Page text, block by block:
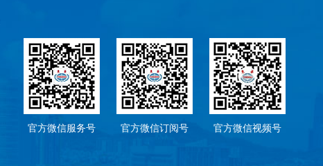
官方微信服务号 官方微信订阅号 官方微信视频号